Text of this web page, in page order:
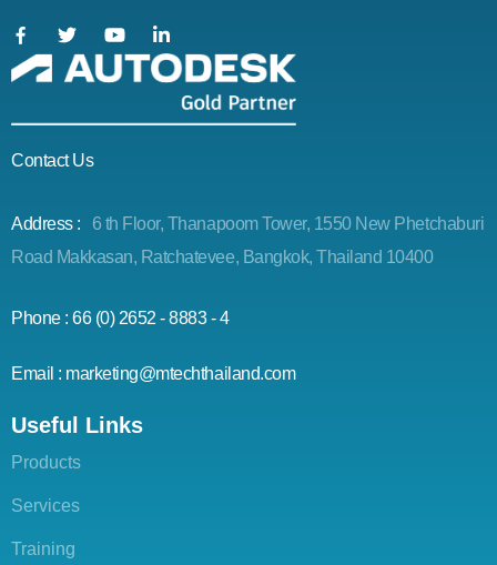
Contact Us
Address :
6 th Floor, Thanapoom Tower, 1550 New Phetchaburi
Road Makkasan, Ratchatevee, Bangkok, Thailand 10400
Phone : 66 (0) 2652 - 8883 - 4
Email : marketing@mtechthailand.com
Useful Links
Products
Services
Training